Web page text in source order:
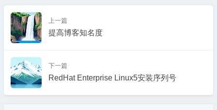
上一篇
提高博客知名度
下一篇
RedHat Enterprise Linux5安装序列号